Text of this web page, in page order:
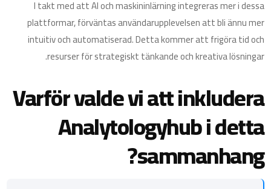
I takt med att AI och maskininlärning integreras mer i dessa
plattformar, förväntas användarupplevelsen att bli ännu mer
intuitiv och automatiserad. Detta kommer att frigöra tid och
resurser för strategiskt tänkande och kreativa lösningar.
Varför valde vi att inkludera
Analytologyhub i detta
sammanhang?